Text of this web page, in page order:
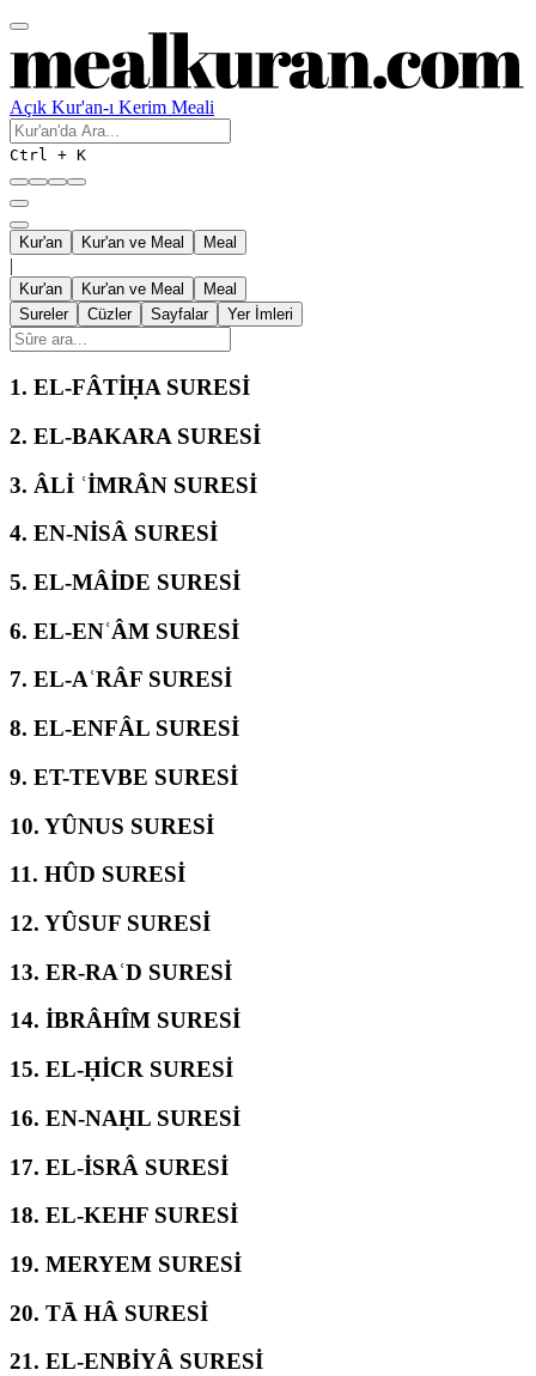
Açık Kur'an-ı Kerim Meali
Ctrl + K
Kur'an Kur'an ve Meal Meal
|
Kur'an Kur'an ve Meal
Meal
Sureler
Cüzler Sayfalar Yer İmleri
1. EL-FÂTİḤA SURESİ
2. EL-BAKARA SURESİ
3. ÂLİ ʿİMRÂN SURESİ
4. EN-NİSÂ SURESİ
5. EL-MÂİDE SURESİ
6. EL-ENʿÂM SURESİ
7. EL-AʿRÂF SURESİ
8. EL-ENFÂL SURESİ
9. ET-TEVBE SURESİ
10. YÛNUS SURESİ
11. HÛD SURESİ
12. YÛSUF SURESİ
13. ER-RAʿD SURESİ
14. İBRÂHÎM SURESİ
15. EL-ḤİCR SURESİ
16. EN-NAḤL SURESİ
17. EL-İSRÂ SURESİ
18. EL-KEHF SURESİ
19. MERYEM SURESİ
20. TĀ HÂ SURESİ
21. EL-ENBİYÂ SURESİ